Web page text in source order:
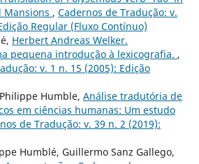
Mansions , Cadernos de Tradução: v.
Regular (Fluxo Contínuo)
Herbert Andreas Welker.
pequena introdução à lexicografia. ,
v. 1 n. 15 (2005): Edição
Humble, Análise tradutória de
em ciências humanas: Um estudo
de Tradução: v. 39 n. 2 (2019):
Humblé, Guillermo Sanz Gallego,